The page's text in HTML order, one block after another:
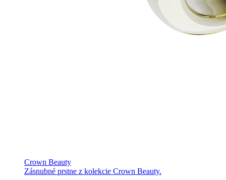
Crown Beauty
Zásnubné prstne z kolekcie Crown Beauty.